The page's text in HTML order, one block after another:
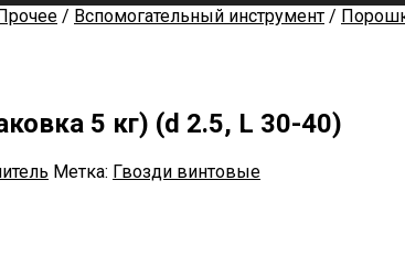
/ Вспомогательный инструмент /
5 кг) (d 2.5, L 30-40)
Метка: Гвозди винтовые